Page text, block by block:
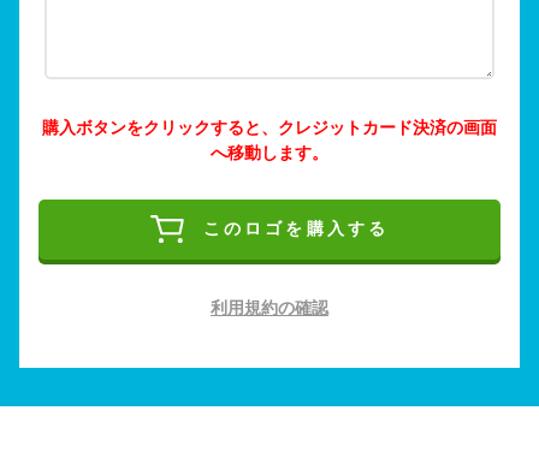
購入ボタンをクリックすると、クレジットカード決済の画面
へ移動します。
このロゴを購入する
利用規約の確認